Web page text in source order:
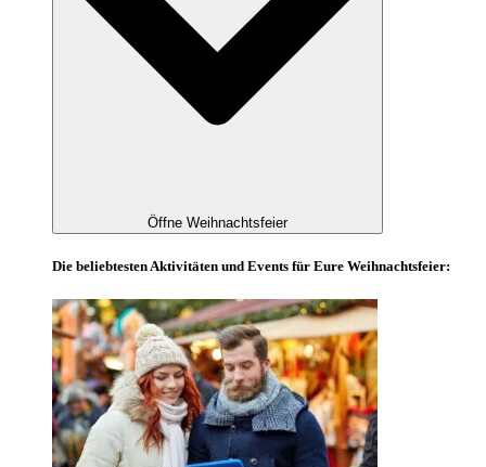
Öffne Weihnachtsfeier
Die beliebtesten Aktivitäten und Events für Eure Weihnachtsfeier: